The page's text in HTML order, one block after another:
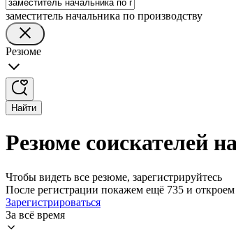
заместитель начальника по производству
Резюме
Найти
Резюме соискателей
Чтобы видеть все резюме, зарегистрируйтесь
После регистрации покажем ещё 735 и
Зарегистрироваться
За всё время